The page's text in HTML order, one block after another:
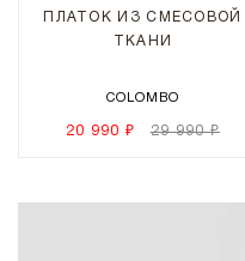
ПЛАТОК ИЗ СМЕСОВОЙ
ТКАНИ
COLOMBO
20 990 ₽ 29 990 ₽